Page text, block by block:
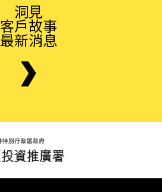
洞見
客戶故事
最新消息